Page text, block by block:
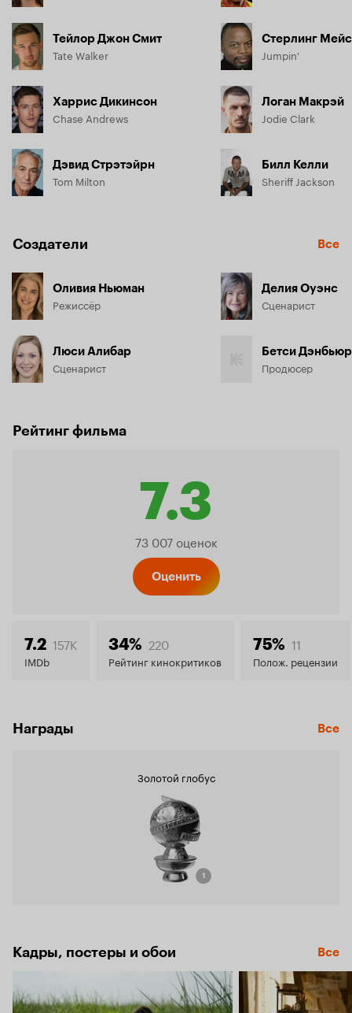
Тейлор Джон Смит
Tate Walker
Харрис Дикинсон
Chase Andrews
Дэвид Стрэтэйрн
Tom Milton
Стерлинг
Jumpin'
Логан Макрэй
Jodie Clark
Билл Келли
Sheriff Jackson
Создатели Все
Оливия Ньюман
Режиссёр
Люси Алибар
Сценарист
Делия Оуэнс
Сценарист
Бетси
Продюсер
Рейтинг фильма
7.3
Рейтинг
7.3
73 007 оценок
Оценить
7.2 157K
IMDb
34% 220
Рейтинг кинокритиков
75% 11
Полож. рецензии
Награды Все
Золотой глобус
1
Кадры, постеры и обои Все